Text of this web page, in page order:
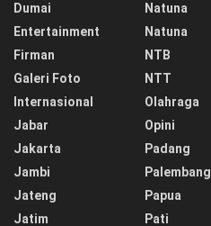
Dumai
Entertainment
Firman
Galeri Foto
Internasional
Jabar
Jakarta
Jambi
Jateng
Jatim
Natuna
Natuna
NTB
NTT
Olahraga
Opini
Padang
Palembang
Papua
Pati